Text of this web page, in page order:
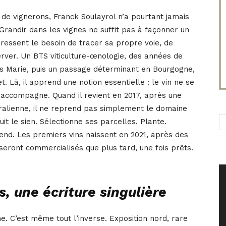
de vignerons, Franck Soulayrol n’a pourtant jamais
dans les vignes ne suffit pas à façonner un
le besoin de tracer sa propre voie, de
Un BTS viticulture-œnologie, des années de
Marie, puis un passage déterminant en Bourgogne,
Là, il apprend une notion essentielle : le vin ne se
Quand il revient en 2017, après une
il ne reprend pas simplement le domaine
le sien. Sélectionne ses parcelles. Plante.
Les premiers vins naissent en 2021, après des
commercialisés que plus tard, une fois prêts.
une écriture singulière
C’est même tout l’inverse. Exposition nord, rare